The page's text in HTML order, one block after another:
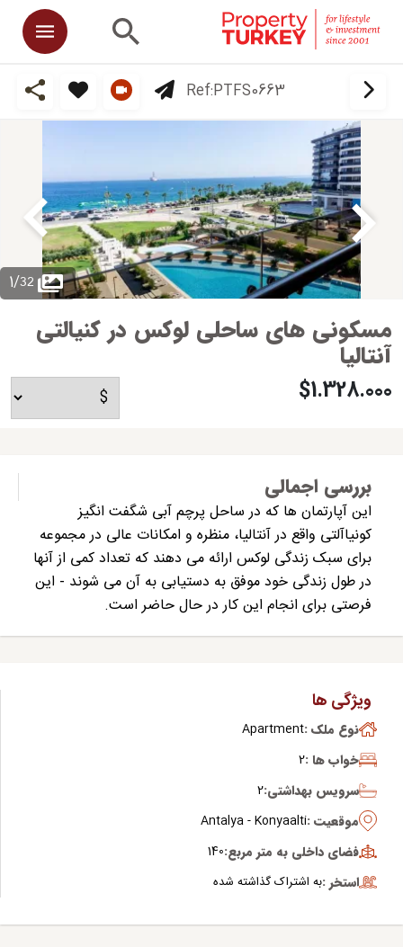
Ref:PTFS0663
1/32
مسکونی های ساحلی لوکس در کنیالتی
آنتالیا
$1.328.000
بررسی اجمالی
این آپارتمان ها که در ساحل پرچم آبی شگفت انگیز
کونیاآلتی واقع در آنتالیا، منظره و امکانات عالی در مجموعه
برای سبک زندگی لوکس ارائه می دهند که تعداد کمی از آنها
در طول زندگی خود موفق به دستیابی به آن می شوند - این
فرصتی برای انجام این کار در حال حاضر است.
ویژگی ها
نوع ملک :Apartment
خواب ها :2
سرویس بهداشتی:2
موقعیت :Antalya - Konyaalti
فضای داخلی به متر مربع:140
استخر :به اشتراک گذاشته شده